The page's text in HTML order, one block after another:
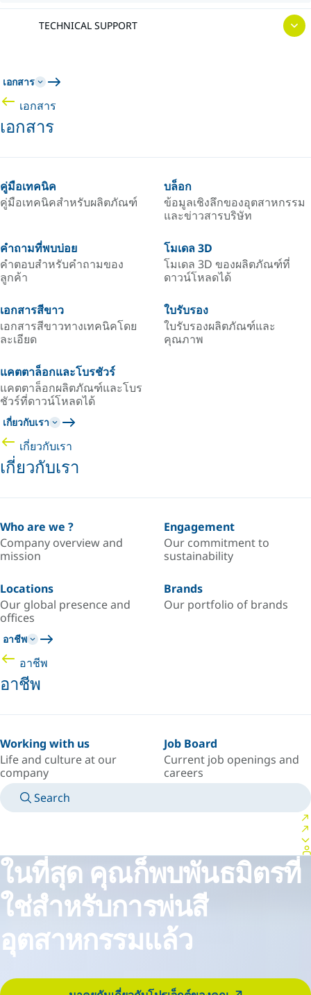
TECHNICAL SUPPORT
เอกสาร
เอกสาร
เอกสาร
คู่มือเทคนิค
คู่มือเทคนิคสำหรับผลิตภัณฑ์
บล็อก
ข้อมูลเชิงลึกของอุตสาหกรรม
และข่าวสารบริษัท
คำถามที่พบบ่อย
คำตอบสำหรับคำถามของ
ลูกค้า
โมเดล 3D
โมเดล 3D ของผลิตภัณฑ์ที่
ดาวน์โหลดได้
เอกสารสีขาว
เอกสารสีขาวทางเทคนิคโดย
ละเอียด
ใบรับรอง
ใบรับรองผลิตภัณฑ์และ
คุณภาพ
แคตตาล็อกและโบรชัวร์
แคตตาล็อกผลิตภัณฑ์และโบร
ชัวร์ที่ดาวน์โหลดได้
เกี่ยวกับเรา
เกี่ยวกับเรา
เกี่ยวกับเรา
Who are we ?
Company overview and
mission
Engagement
Our commitment to
sustainability
Locations
Our global presence and
offices
Brands
Our portfolio of brands
อาชีพ
อาชีพ
อาชีพ
Working with us
Life and culture at our
company
Job Board
Current job openings and
careers
Search
ในที่สุด คุณก็พบพันธมิตรที่
ใช่สำหรับการพ่นสี
อุตสาหกรรมแล้ว